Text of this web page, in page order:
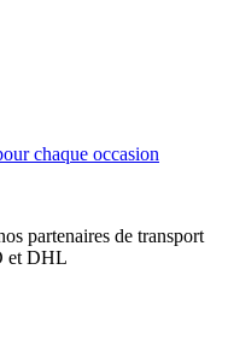
chaque occasion
partenaires de transport
et DHL